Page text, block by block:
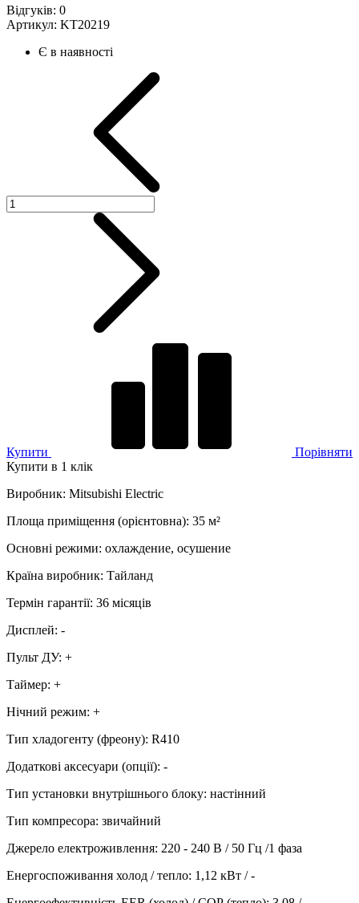
Відгуків: 0
Артикул: KT20219
Є в наявності
Купити
Порівняти
Купити в 1 клік
Виробник: Mitsubishi Electric
Площа приміщення (орієнтовна): 35 м²
Основні режими: охлаждение, осушение
Країна виробник: Тайланд
Термін гарантії: 36 місяців
Дисплей: -
Пульт ДУ: +
Таймер: +
Нічний режим: +
Тип хладогенту (фреону): R410
Додаткові аксесуари (опції): -
Тип установки внутрішнього блоку: настінний
Тип компресора: звичайний
Джерело електроживлення: 220 - 240 В / 50 Гц /1 фаза
Енергоспоживання холод / тепло: 1,12 кВт / -